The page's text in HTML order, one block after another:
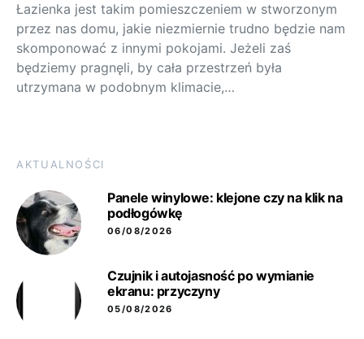
Łazienka jest takim pomieszczeniem w stworzonym
przez nas domu, jakie niezmiernie trudno będzie nam
skomponować z innymi pokojami. Jeżeli zaś
będziemy pragnęli, by cała przestrzeń była
utrzymana w podobnym klimacie,…
AKTUALNOŚCI
Panele winylowe: klejone czy na klik na
podłogówkę
06/08/2026
Czujnik i autojasność po wymianie
ekranu: przyczyny
05/08/2026